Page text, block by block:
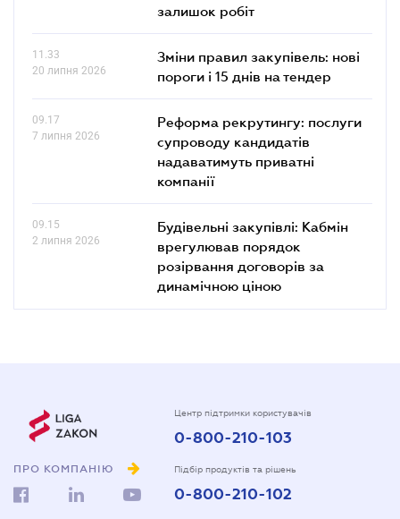
залишок робіт
11.33
20 липня 2026
Зміни правил закупівель: нові
пороги і 15 днів на тендер
09.17
7 липня 2026
Реформа рекрутингу: послуги
супроводу кандидатів
надаватимуть приватні
компанії
09.15
2 липня 2026
Будівельні закупівлі: Кабмін
врегулював порядок
розірвання договорів за
динамічною ціною
ПРО КОМПАНІЮ
Центр підтримки користувачів
0-800-210-103
Підбір продуктів та рішень
0-800-210-102